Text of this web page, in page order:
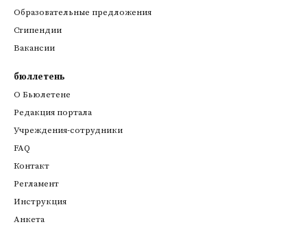
Образовательные предложения
Стипендии
Вакансии
бюллетень
О Бьюлетене
Редакция портала
Учреждения-сотрудники
FAQ
Контакт
Регламент
Инструкция
Анкета